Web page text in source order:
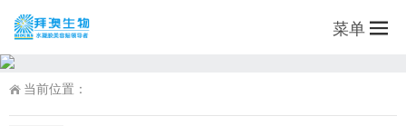
菜单
当前位置：